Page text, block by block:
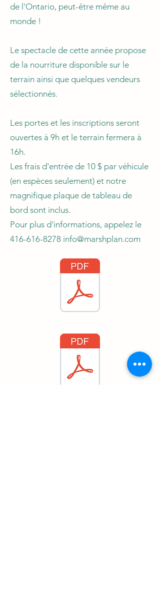
de l'Ontario, peut-être même au
monde !
Le spectacle de cette année propose
de la nourriture disponible sur le
terrain ainsi que quelques vendeurs
sélectionnés.
Les portes et les inscriptions seront
ouvertes à 9h et le terrain fermera à
16h.
Les frais d'entrée de 10 $ par véhicule
(en espèces seulement) et notre
magnifique plaque de tableau de
bord sont inclus.
Pour plus d'informations, appelez le
416-616-8278 info@marshplan.com